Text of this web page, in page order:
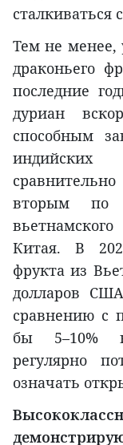
сталкиваться
Тем не менее,
драконьего
последние
дуриан
способным
индийских
вторым по
Китая. В
фрукта из
долларов
сравнению с
бы 5–10%
регулярно
означать